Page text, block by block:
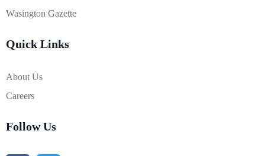
Wasington Gazette
Quick Links
About Us
Careers
Follow Us